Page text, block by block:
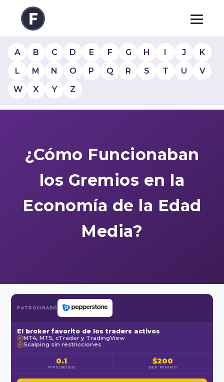
A B C D E F G H I J
K
L
M N O P Q R S T U
V
W
X Y Z
¿Cómo Funcionaban
los Gremios en la
Economía de la Edad
Media?
PATROCINADO
El broker favorito de los traders activos
✓ MT4, MT5, cTrader y TradingView
✓ Scalping sin restricciones
0.1
PIP EUR/USD
$200
DEP. MÍNIMO